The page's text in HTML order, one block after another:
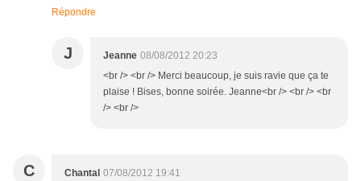
Répondre
J Jeanne 08/08/2012 20:23
<br /> <br /> Merci beaucoup, je suis ravie que ça te
plaise ! Bises, bonne soirée. Jeanne<br /> <br /> <br
/> <br />
C Chantal 07/08/2012 19:41